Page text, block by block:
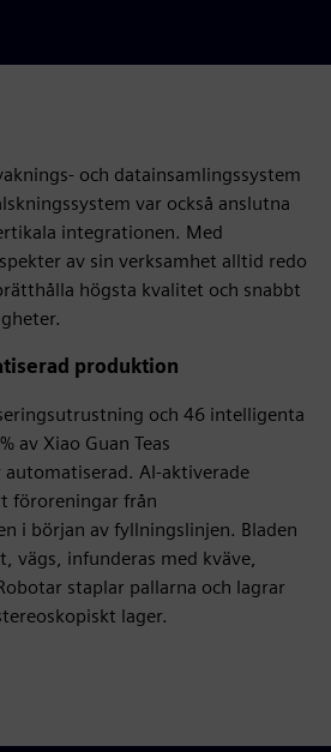
och datainsamlingssystem
var också anslutna
integrationen. Med
av sin verksamhet alltid redo
högsta kvalitet och snabbt
produktion
och 46 intelligenta
av Xiao Guan Teas
AI-aktiverade
föroreningar från
i början av fyllningslinjen. Bladen
vägs, infunderas med kväve,
staplar pallarna och lagrar
lager.